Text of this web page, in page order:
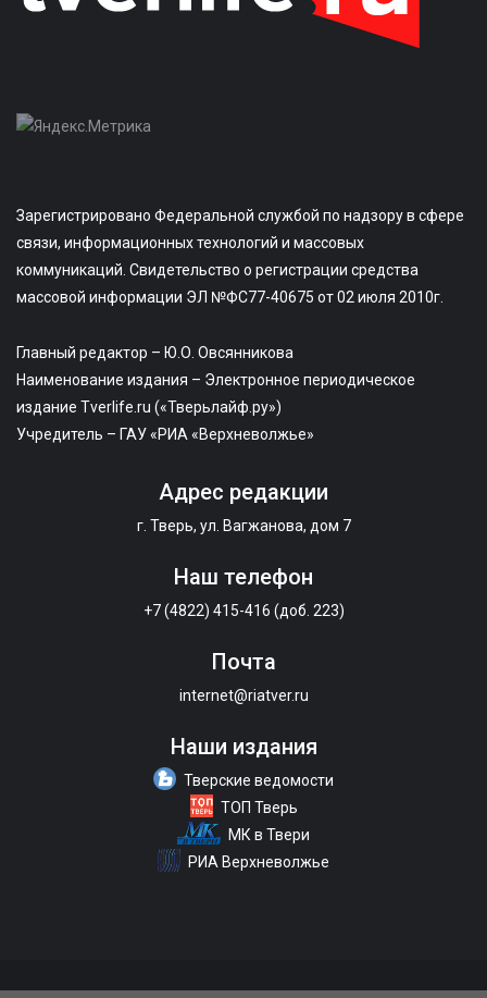
Зарегистрировано Федеральной службой по надзору в сфере
связи, информационных технологий и массовых
коммуникаций. Свидетельство о регистрации средства
массовой информации ЭЛ №ФС77-40675 от 02 июля 2010г.
Главный редактор – Ю.О. Овсянникова
Наименование издания – Электронное периодическое
издание Tverlife.ru («Тверьлайф.ру»)
Учредитель – ГАУ «РИА «Верхневолжье»
Адрес редакции
г. Тверь, ул. Вагжанова, дом 7
Наш телефон
+7 (4822) 415-416 (доб. 223)
Почта
internet@riatver.ru
Наши издания
Тверские ведомости
ТОП Тверь
МК в Твери
РИА Верхневолжье